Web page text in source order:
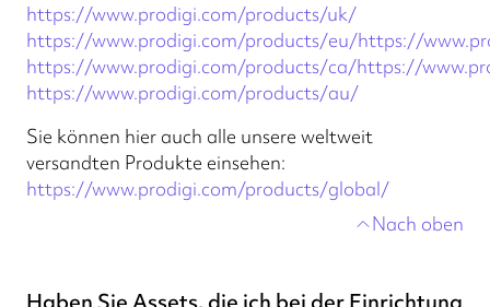
https://www.prodigi.com/products/uk/
https://www.prodigi.com/products/eu/https://
https://www.prodigi.com/products/ca/https://
https://www.prodigi.com/products/au/
Sie können hier auch alle unsere weltweit
versandten Produkte einsehen:
https://www.prodigi.com/products/global/
Nach oben